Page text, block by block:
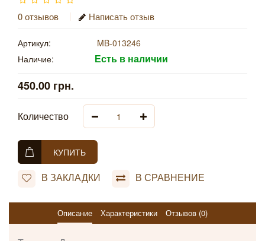
0 отзывов Написать отзыв
Артикул:
MB-013246
Наличие:
Есть в наличии
450.00 грн.
Количество
КУПИТЬ
В ЗАКЛАДКИ В СРАВНЕНИЕ
Описание Характеристики Отзывов (0)